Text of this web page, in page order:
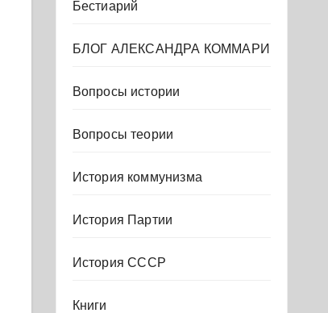
Бестиарий
БЛОГ АЛЕКСАНДРА КОММАРИ
Вопросы истории
Вопросы теории
История коммунизма
История Партии
История СССР
Книги